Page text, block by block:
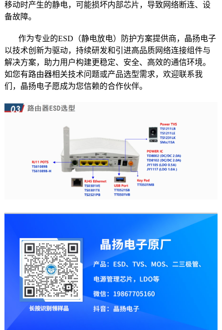
移动时产生的静电，可能损坏内部芯片，导致网络断连、设
备故障。
作为专业的ESD（静电放电）防护方案提供商，晶扬电子
以技术创新为驱动，持续研发和引进高品质网络连接组件与
解决方案，助力用户构建更稳定、安全、高效的通信环境。
如您有路由器相关技术问题或产品选型需求，欢迎联系我
们，晶扬电子愿成为您信赖的合作伙伴。